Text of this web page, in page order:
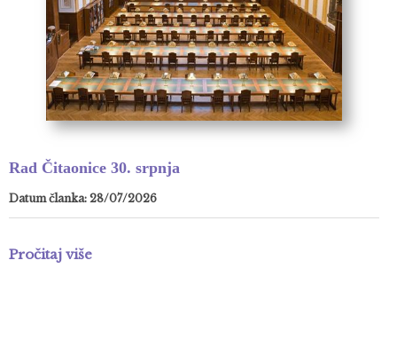
Rad Čitaonice 30. srpnja
Datum članka: 28/07/2026
Pročitaj više